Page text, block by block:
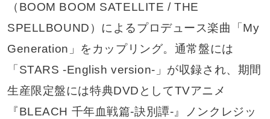
（BOOM BOOM SATELLITE / THE
SPELLBOUND）によるプロデュース楽曲「My
Generation」をカップリング。通常盤には
「STARS -English version-」が収録され、期間
生産限定盤には特典DVDとしてTVアニメ
『BLEACH 千年血戦篇-訣別譚-』ノンクレジッ